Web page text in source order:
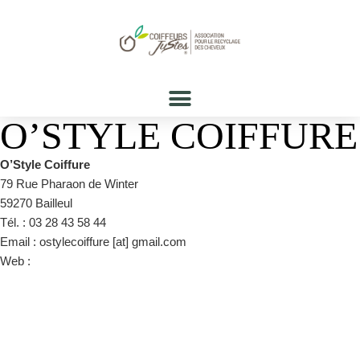
O’STYLE COIFFURE
O’Style Coiffure
79 Rue Pharaon de Winter
59270 Bailleul
Tél. : 03 28 43 58 44
Email : ostylecoiffure [at] gmail.com
Web :